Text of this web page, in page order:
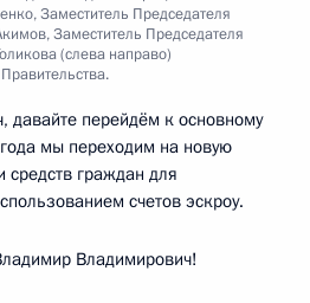
Заместитель Председателя
Заместитель Председателя
(слева направо)
давайте перейдём к основному
мы переходим на новую
средств граждан для
счетов эскроу.
Владимирович!